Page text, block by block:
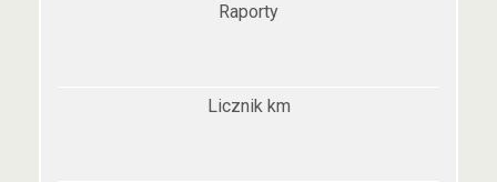
Raporty
Licznik km